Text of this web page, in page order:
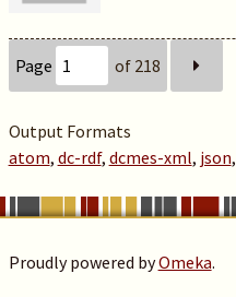
Page of 218
Output Formats
atom, dc-rdf, dcmes-xml, json,
Proudly powered byOmeka.